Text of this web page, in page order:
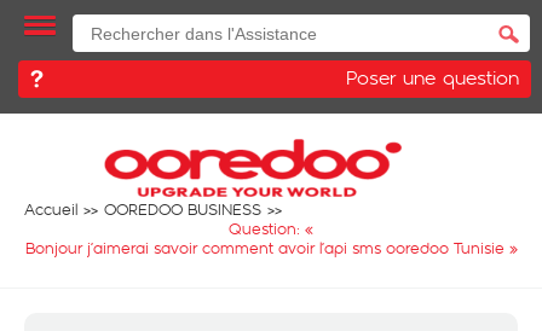
Poser une question
Accueil
OOREDOO BUSINESS
Question: «
Bonjour j’aimerai savoir comment avoir l’api sms ooredoo Tunisie »